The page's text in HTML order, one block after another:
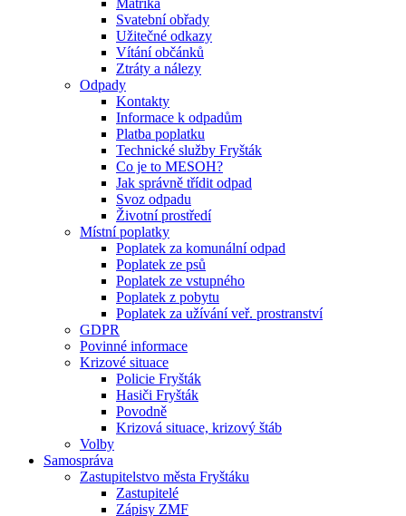
Matrika
Svatební obřady
Užitečné odkazy
Vítání občánků
Ztráty a nálezy
Odpady
Kontakty
Informace k odpadům
Platba poplatku
Technické služby Fryšták
Co je to MESOH?
Jak správně třídit odpad
Svoz odpadu
Životní prostředí
Místní poplatky
Poplatek za komunální odpad
Poplatek ze psů
Poplatek ze vstupného
Poplatek z pobytu
Poplatek za užívání veř. prostranství
GDPR
Povinné informace
Krizové situace
Policie Fryšták
Hasiči Fryšták
Povodně
Krizová situace, krizový štáb
Volby
Samospráva
Zastupitelstvo města Fryštáku
Zastupitelé
Zápisy ZMF